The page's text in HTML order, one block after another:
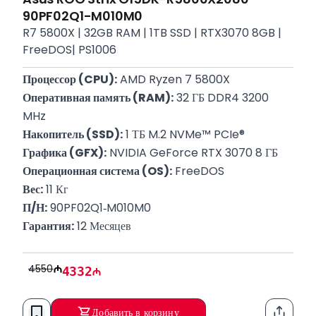
90PF02Q1-M010M0
R7 5800X | 32GB RAM | 1TB SSD | RTX3070 8GB |
FreeDOS| PS1006
Процессор (CPU): AMD Ryzen 7 5800X
Оперативная память (RAM): 32 ГБ DDR4 3200
MHz
Накопитель (SSD): 1 ТБ M.2 NVMe™ PCIe®
Графика (GFX): NVIDIA GeForce RTX 3070 8 ГБ
Операционная система (OS): FreeDOS
Вес: 11 Кг
П/Н: 90PF02Q1‑M010M0
Гарантия: 12 Месяцев
4550 4332
Добавить в корзину